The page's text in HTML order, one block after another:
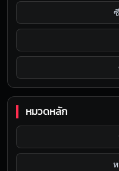
หมวดหลัก